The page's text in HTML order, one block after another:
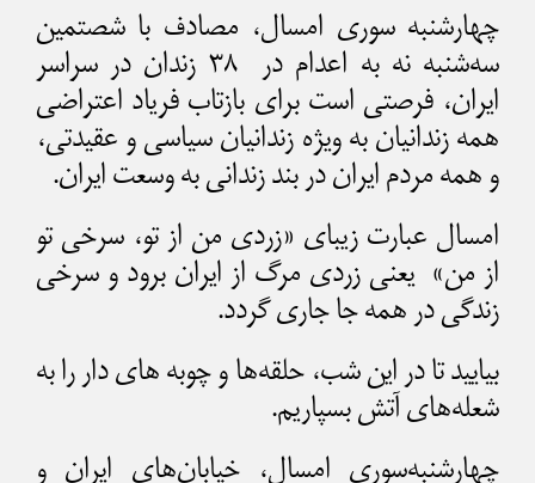
چهارشنبه سوری امسال، مصادف با شصتمین
سه‌شنبه نه به اعدام در ۳۸ زندان‌ در سراسر
ایران، فرصتی است برای بازتاب فریاد اعتراضی
همه زندانیان به ویژه زندانیان سیاسی و عقیدتی،
و همه مردم ایران در بند زندانی به وسعت ایران.
امسال عبارت زیبای «زردی من از تو، سرخی تو
از من» یعنی زردی مرگ از ایران برود و سرخی
زندگی در همه جا جاری گردد.
بیایید تا در این شب، حلقه‌ها و چوبه های دار را به
شعله‌های آتش بسپاریم.
چهارشنبه‌سوری امسال، خیابان‌های ایران و